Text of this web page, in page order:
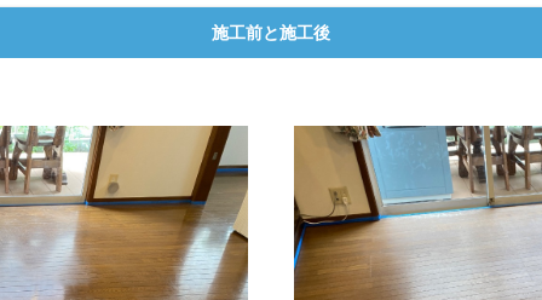
施工前と施工後